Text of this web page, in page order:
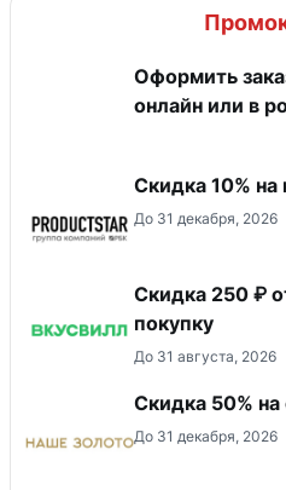
Оформить
онлайн или в
Скидка 10%
До 31 декабря, 2026
Скидка 250 ₽
покупку
До 31 августа, 2026
Скидка 50%
До 31 декабря, 2026